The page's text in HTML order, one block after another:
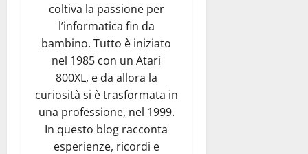
coltiva la passione per
l’informatica fin da
bambino. Tutto è iniziato
nel 1985 con un Atari
800XL, e da allora la
curiosità si è trasformata in
una professione, nel 1999.
In questo blog racconta
esperienze, ricordi e